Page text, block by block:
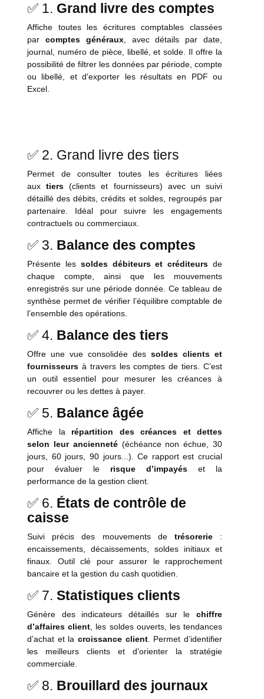
✅ 1. Grand livre des comptes
Affiche toutes les écritures comptables classées
par comptes généraux, avec détails par date,
journal, numéro de pièce, libellé, et solde. Il offre la
possibilité de filtrer les données par période, compte
ou libellé, et d'exporter les résultats en PDF ou
Excel.
✅ 2. Grand livre des tiers
Permet de consulter toutes les écritures liées
auxtiers (clients et fournisseurs) avec un suivi
détaillé des débits, crédits et soldes, regroupés par
partenaire. Idéal pour suivre les engagements
contractuels ou commerciaux.
✅ 3. Balance des comptes
Présente les soldes débiteurs et créditeurs de
chaque compte, ainsi que les mouvements
enregistrés sur une période donnée. Ce tableau de
synthèse permet de vérifier l’équilibre comptable de
l’ensemble des opérations.
✅ 4. Balance des tiers
Offre une vue consolidée des soldes clients et
fournisseurs à travers les comptes de tiers. C’est
un outil essentiel pour mesurer les créances à
recouvrer ou les dettes à payer.
✅ 5. Balance âgée
Affiche la répartition des créances et dettes
selon leur ancienneté(échéance non échue, 30
jours, 60 jours, 90 jours...). Ce rapport est crucial
pour évaluer le risque d’impayés et la
performance de la gestion client.
✅ 6. États de contrôle de
caisse
Suivi précis des mouvements de trésorerie:
encaissements, décaissements, soldes initiaux et
finaux. Outil clé pour assurer le rapprochement
bancaire et la gestion du cash quotidien.
✅ 7. Statistiques clients
Génère des indicateurs détaillés sur le chiffre
d’affaires client, les soldes ouverts, les tendances
d’achat et la croissance client. Permet d’identifier
les meilleurs clients et d’orienter la stratégie
commerciale.
✅ 8. Brouillard des journaux